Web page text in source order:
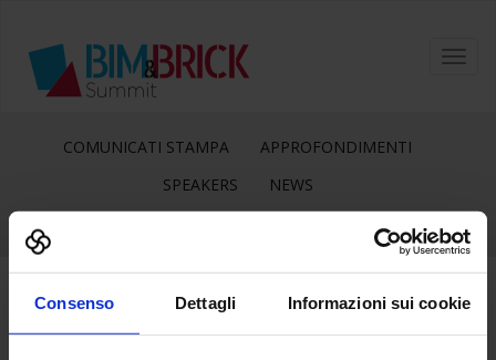
Consenso Dettagli Informazioni sui cookie
COMUNICATI STAMPA
APPROFONDIMENTI
SPEAKERS
NEWS